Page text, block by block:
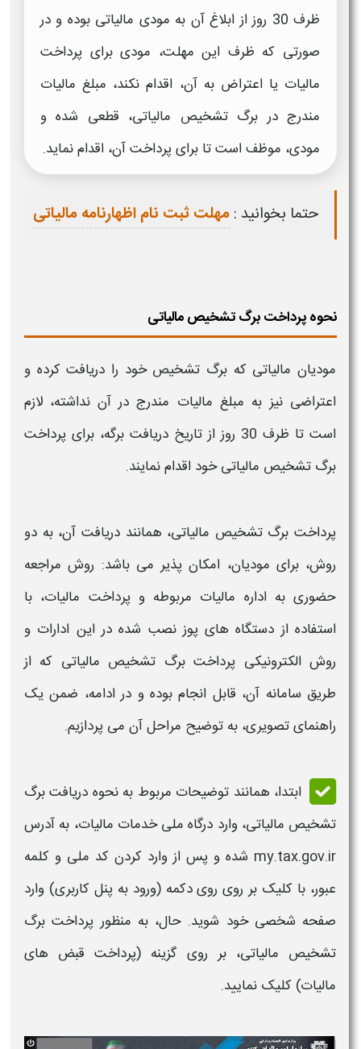
ظرف 30 روز از ابلاغ آن به مودی مالیاتی بوده و در
صورتی که ظرف این مهلت، مودی برای پرداخت
مالیات یااعتراضبه آن، اقدام نکند، مبلغ مالیات
مندرج در برگ تشخیص مالیاتی، قطعی شده و
مودی، موظف است تا برای پرداخت آن، اقدام نماید.
حتما بخوانید :مهلت ثبت نام اظهارنامه مالیاتی
نحوه پرداخت برگ تشخیص مالیاتی
مودیان مالیاتی که برگ تشخیص خود را دریافت کرده و
اعتراضینیز به مبلغ مالیات مندرج در آن نداشته، لازم
است تا ظرف 30 روز از تاریخ دریافت برگه، برای پرداخت
برگ تشخیص مالیاتیخود اقدام نمایند.
پرداخت برگ تشخیص مالیاتی، هماننددریافت آن، به دو
روش، برای مودیان، امکان پذیر می باشد: روش مراجعه
حضوری به اداره مالیات مربوطه و پرداخت مالیات، با
استفاده از دستگاه های پوز نصب شده در این ادارات و
روشالکترونیکی پرداختبرگ تشخیص مالیاتی که از
طریق سامانه آن، قابل انجام بوده و در ادامه، ضمن یک
راهنمای تصویری، به توضیح مراحل آن می پردازیم.
ابتدا، همانند توضیحات مربوط بهنحوه دریافت برگ
تشخیص مالیاتی، وارد درگاه ملی خدمات مالیات، به آدرس
my.tax.gov.ir شده و پس از وارد کردن کد ملی و کلمه
عبور، با کلیک بر روی روی دکمه (ورود به پنل کاربری) وارد
صفحه شخصی خود شوید. حال، به منظور پرداختبرگ
تشخیص مالیاتی، بر روی گزینه (پرداخت قبض های
مالیات) کلیک نمایید.